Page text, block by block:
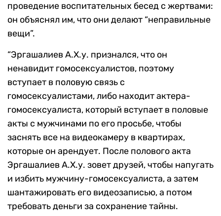
проведение воспитательных бесед с жертвами:
он объяснял им, что они делают “неправильные
вещи”.
“Эргашалиев А.Х.у. признался, что он
ненавидит гомосексуалистов, поэтому
вступает в половую связь с
гомосексуалистами, либо находит актера-
гомосексуалиста, который вступает в половые
акты с мужчинами по его просьбе, чтобы
заснять все на видеокамеру в квартирах,
которые он арендует. После полового акта
Эргашалиев А.Х.у. зовет друзей, чтобы напугать
и избить мужчину-гомосексуалиста, а затем
шантажировать его видеозаписью, а потом
требовать деньги за сохранение тайны.